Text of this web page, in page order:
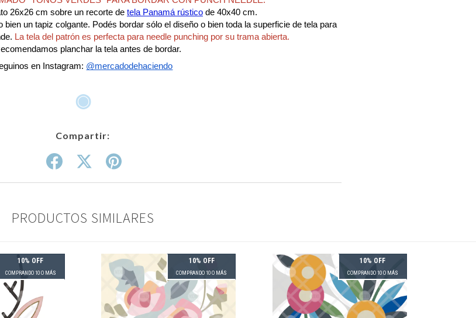
26x26 cm sobre un recorte de tela Panamá rústicode 40x40 cm.
un tapiz colgante. Podés bordar sólo el diseño o bien toda la superficie de tela para
La tela del patrón es perfecta para needle punching por su trama abierta.
planchar la tela antes de bordar.
en Instagram: @mercadodehaciendo
◉
Compartir:
PRODUCTOS SIMILARES
10% OFF
COMPRANDO 10 O MÁS
10% OFF
COMPRANDO 10 O MÁS
10% OFF
COMPRANDO 10 O MÁS